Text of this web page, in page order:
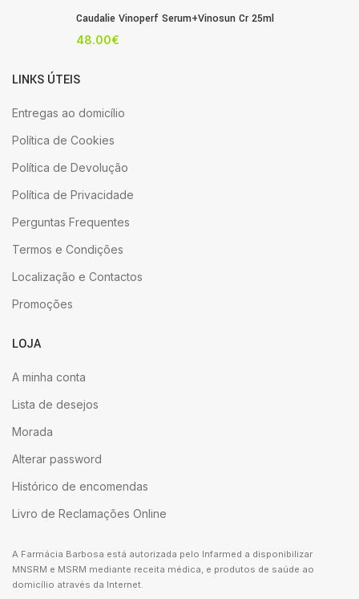
Caudalie Vinoperf Serum+Vinosun Cr 25ml
48.00€
LINKS ÚTEIS
Entregas ao domicílio
Política de Cookies
Política de Devolução
Política de Privacidade
Perguntas Frequentes
Termos e Condições
Localização e Contactos
Promoções
LOJA
A minha conta
Lista de desejos
Morada
Alterar password
Histórico de encomendas
Livro de Reclamações Online
A Farmácia Barbosa está autorizada pelo Infarmed a disponibilizar
MNSRM e MSRM mediante receita médica, e produtos de saúde ao
domicílio através da Internet.